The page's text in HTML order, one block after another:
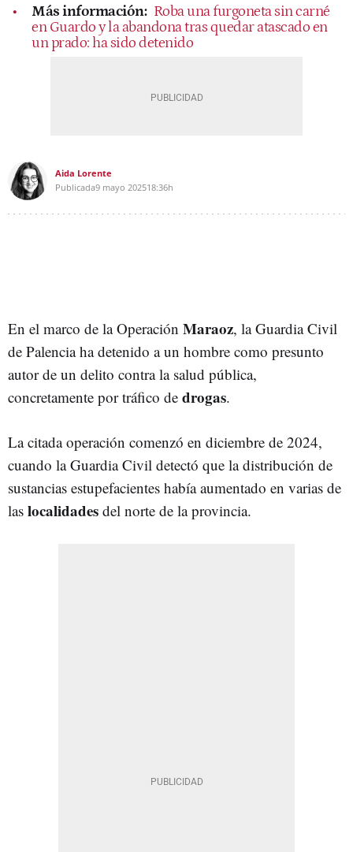
Más información: Roba una furgoneta sin carné
en Guardo y la abandona tras quedar atascado en
un prado: ha sido detenido
Aida Lorente
Publicada9 mayo 202518:36h
En el marco de la Operación Maraoz, la Guardia Civil
de Palencia ha detenido a un hombre como presunto
autor de un delito contra la salud pública,
concretamente por tráfico de drogas.
La citada operación comenzó en diciembre de 2024,
cuando la Guardia Civil detectó que la distribución de
sustancias estupefacientes había aumentado en varias de
las localidades del norte de la provincia.